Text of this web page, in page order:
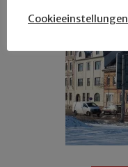
Cookieeinstellungen